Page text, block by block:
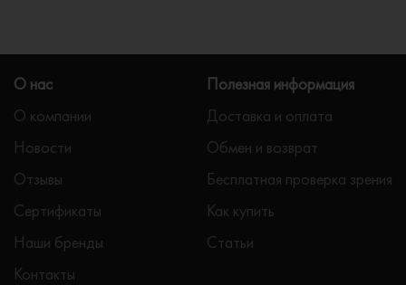
О нас
О компании
Новости
Отзывы
Сертификаты
Наши бренды
Контакты
Полезная информация
Доставка и оплата
Обмен и возврат
Бесплатная проверка зрения
Как купить
Статьи